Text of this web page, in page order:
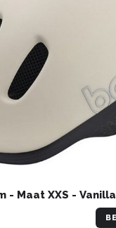
- Maat XXS -